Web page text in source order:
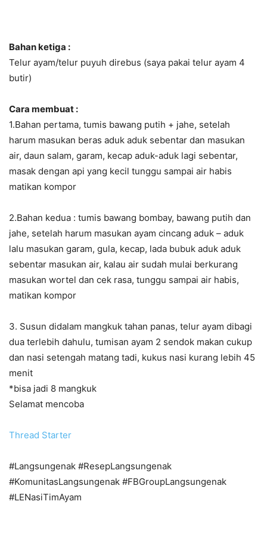
Bahan ketiga :
Telur ayam/telur puyuh direbus (saya pakai telur ayam 4
butir)
Cara membuat :
1.Bahan pertama, tumis bawang putih + jahe, setelah
harum masukan beras aduk aduk sebentar dan masukan
air, daun salam, garam, kecap aduk-aduk lagi sebentar,
masak dengan api yang kecil tunggu sampai air habis
matikan kompor
2.Bahan kedua : tumis bawang bombay, bawang putih dan
jahe, setelah harum masukan ayam cincang aduk – aduk
lalu masukan garam, gula, kecap, lada bubuk aduk aduk
sebentar masukan air, kalau air sudah mulai berkurang
masukan wortel dan cek rasa, tunggu sampai air habis,
matikan kompor
3. Susun didalam mangkuk tahan panas, telur ayam dibagi
dua terlebih dahulu, tumisan ayam 2 sendok makan cukup
dan nasi setengah matang tadi, kukus nasi kurang lebih 45
menit
*bisa jadi 8 mangkuk
Selamat mencoba
Thread Starter
#Langsungenak #ResepLangsungenak
#KomunitasLangsungenak #FBGroupLangsungenak
#LENasiTimAyam